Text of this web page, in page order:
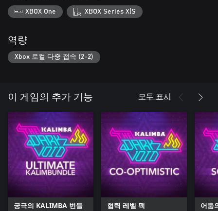
XBOX One XBOX Series X|S
역량
Xbox 로컬 다중 접속 (2-2)
이 게임의 추가 기능 모두 표시
궁극의 KALIMBA 번들 협력 레벨 팩 어둠